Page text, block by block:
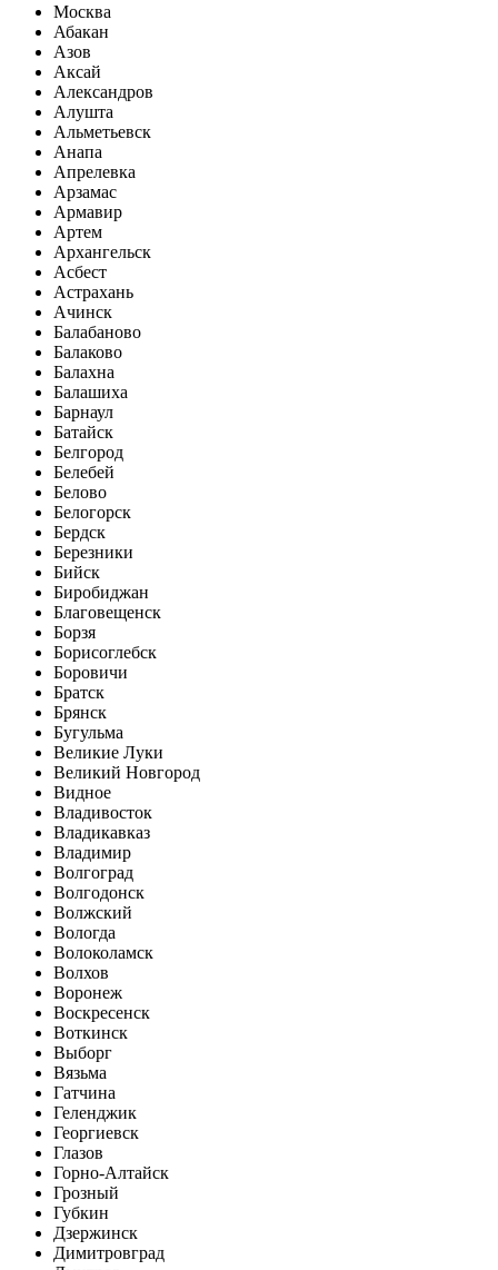
Москва
Абакан
Азов
Аксай
Александров
Алушта
Альметьевск
Анапа
Апрелевка
Арзамас
Армавир
Артем
Архангельск
Асбест
Астрахань
Ачинск
Балабаново
Балаково
Балахна
Балашиха
Барнаул
Батайск
Белгород
Белебей
Белово
Белогорск
Бердск
Березники
Бийск
Биробиджан
Благовещенск
Борзя
Борисоглебск
Боровичи
Братск
Брянск
Бугульма
Великие Луки
Великий Новгород
Видное
Владивосток
Владикавказ
Владимир
Волгоград
Волгодонск
Волжский
Вологда
Волоколамск
Волхов
Воронеж
Воскресенск
Воткинск
Выборг
Вязьма
Гатчина
Геленджик
Георгиевск
Глазов
Горно-Алтайск
Грозный
Губкин
Дзержинск
Димитровград